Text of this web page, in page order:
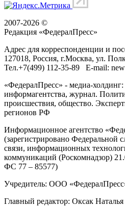
2007-2026 ©
Редакция «ФедералПресс»
Адрес для корреспонденции и
127018, Россия, г.Москва, ул.
Тел.+7(499) 112-35-89 E-mail:
«ФедералПресс» - медиа-
информагентства, журнал.
происшествия, общество.
регионов РФ
Информационное агентство
(зарегистрировано Федеральной
связи, информационных
коммуникаций (Роскомнадзор)
ФС 77 – 85577)
Учредитель: ООО
Главный редактор: Оксак